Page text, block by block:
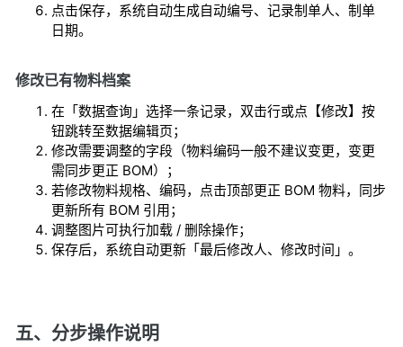
点击保存，系统自动生成自动编号、记录制单人、制单
日期。
修改已有物料档案
在「数据查询」选择一条记录，双击行或点【修改】按
钮跳转至数据编辑页；
修改需要调整的字段（物料编码一般不建议变更，变更
需同步更正 BOM）；
若修改物料规格、编码，点击顶部更正 BOM 物料，同步
更新所有 BOM 引用；
调整图片可执行加载 / 删除操作；
保存后，系统自动更新「最后修改人、修改时间」。
五、分步操作说明